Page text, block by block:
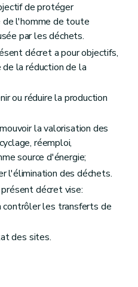
de protéger
l'homme de toute
par les déchets.
décret a pour objectifs,
de la réduction de la
ou réduire la production
la valorisation des
réemploi,
source d'énergie;
l'élimination des déchets.
décret vise:
contrôler les transferts de
des sites.